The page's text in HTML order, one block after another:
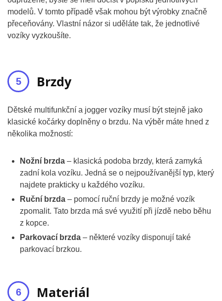
modelů. V tomto případě však mohou být výrobky značně
přeceňovány. Vlastní názor si uděláte tak, že jednotlivé
vozíky vyzkoušíte.
Brzdy
Dětské multifunkční a jogger vozíky musí být stejně jako
klasické kočárky doplněny o brzdu. Na výběr máte hned z
několika možností:
Nožní brzda – klasická podoba brzdy, která zamyká
zadní kola vozíku. Jedná se o nejpoužívanější typ, který
najdete prakticky u každého vozíku.
Ruční brzda – pomocí ruční brzdy je možné vozík
zpomalit. Tato brzda má své využití při jízdě nebo běhu
z kopce.
Parkovací brzda – některé vozíky disponují také
parkovací brzkou.
Materiál